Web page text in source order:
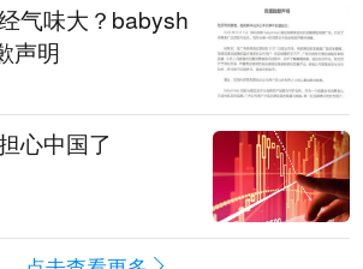
气味大？babysh
声明
心中国了